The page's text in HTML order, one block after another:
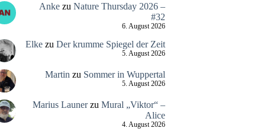
Ankezu Nature Thursday 2026 –
#32
6. August 2026
Elkezu Der krumme Spiegel der Zeit
5. August 2026
Martin zu Sommer in Wuppertal
5. August 2026
Marius Launerzu Mural „Viktor“ –
Alice
4. August 2026